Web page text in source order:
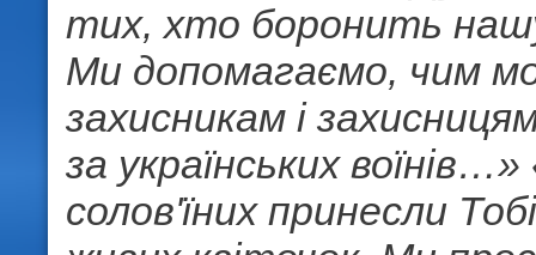
тих, хто боронить
Ми допомагаємо, чим
захисникам і
за українських воїнів…»
солов'їних принесли